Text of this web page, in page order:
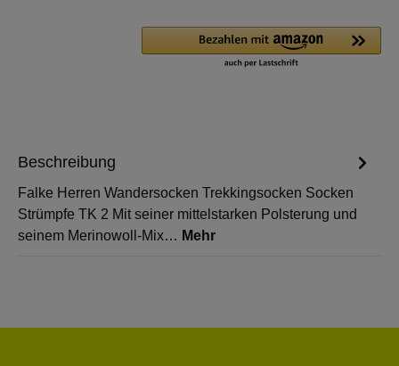
Beschreibung
Falke Herren Wandersocken Trekkingsocken Socken
Strümpfe TK 2 Mit seiner mittelstarken Polsterung und
seinem Merinowoll-Mix… Mehr